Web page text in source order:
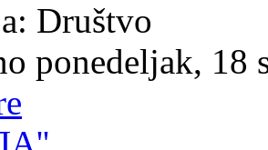
Društvo
ponedeljak, 18